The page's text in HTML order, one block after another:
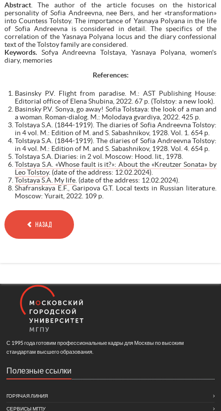
Abstract. The author of the article focuses on the historical
personality of Sofia Andreevna, nee Bers, and her «transformation»
into Countess Tolstoy. The importance of Yasnaya Polyana in the life
of Sofia Andreevna is considered in detail. The specifics of the
correlation of the Yasnaya Polyana locus and the diary confessional
text of the Tolstoy family are considered.
Keywords. Sofya Andreevna Tolstaya, Yasnaya Polyana, women's
diary, memories
References:
Basinsky P.V. Flight from paradise. M.: AST Publishing House:
Editorial office of Elena Shubina, 2022. 67 p. (Tolstoy: a new look).
Basinsky P.V. Sonya, go away! Sofia Tolstaya: the look of a man and
a woman. Roman-dialog. M.: Molodaya gvardiya, 2022. 425 p.
Tolstaya S.A. (1844-1919). The diaries of Sofia Andreevna Tolstoy:
in 4 vol. M.: Edition of M. and S. Sabashnikov, 1928. Vol. 1. 654 р.
Tolstaya S.A. (1844-1919). The diaries of Sofia Andreevna Tolstoy:
in 4 vol. M.: Edition of M. and S. Sabashnikov, 1928. Vol. 4. 654 р.
Tolstaya S.A. Diaries: in 2 vol. Moscow: Hood. lit., 1978.
Tolstaya S.A. «Whose fault is it?»: About the «Kreutzer Sonata» by
Leo Tolstoy. (date of the address: 12.02.2024).
Tolstaya S.A. My life. (date of the address: 12.02.2024).
Shafranskaya E.F., Garipova G.T. Local texts in Russian literature.
Moscow: Yurait, 2022. 109 p.
НАЗАД
С 1995 года готовим профессиональные кадры для Москвы по высоким
стандартам высшего образования.
Полезные ссылки
ГОРЯЧАЯ ЛИНИЯ
СЕРВИСЫ МГПУ